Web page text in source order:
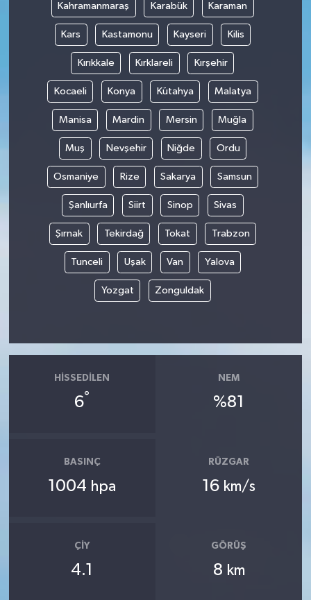
Kahramanmaraş Karabük Karaman
Kars Kastamonu Kayseri Kilis
Kırıkkale Kırklareli Kırşehir
Kocaeli Konya Kütahya Malatya
Manisa Mardin Mersin Muğla
Muş Nevşehir Niğde Ordu
Osmaniye Rize Sakarya Samsun
Şanlıurfa Siirt Sinop Sivas
Şırnak Tekirdağ Tokat Trabzon
Tunceli Uşak Van Yalova
Yozgat Zonguldak
HISSEDILEN
6°
NEM
%81
BASINÇ
1004 hpa
RÜZGAR
16 km/s
ÇIY
4.1
GÖRÜŞ
8 km